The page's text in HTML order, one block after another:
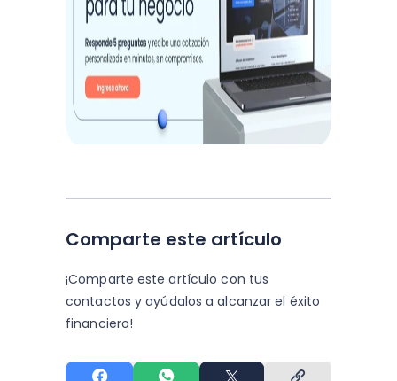
Comparte este artículo
¡Comparte este artículo con tus
contactos y ayúdalos a alcanzar el éxito
financiero!